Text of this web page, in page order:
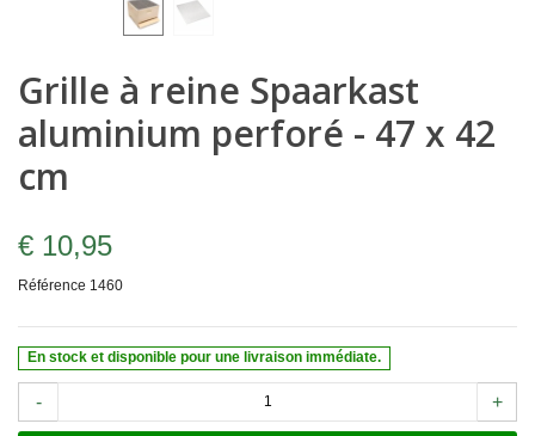
Grille à reine Spaarkast
aluminium perforé - 47 x 42
cm
€ 10,95
Référence 1460
En stock et disponible pour une livraison immédiate.
- +